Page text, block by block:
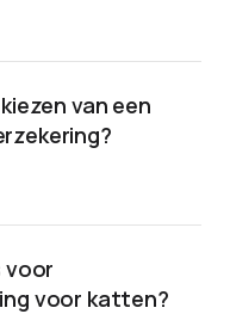
van een
voor
voor katten?